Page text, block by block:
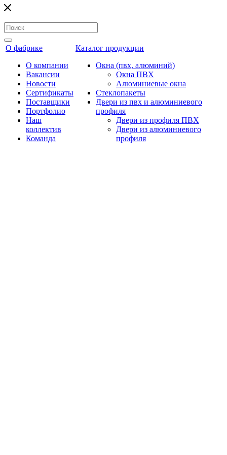
О фабрике
О компании
Вакансии
Новости
Сертификаты
Поставщики
Портфолио
Наш
коллектив
Команда
Каталог продукции
Окна (пвх, алюминий)
Окна ПВХ
Алюминиевые окна
Стеклопакеты
Двери из пвх и алюминиевого
профиля
Двери из профиля ПВХ
Двери из алюминиевого
профиля